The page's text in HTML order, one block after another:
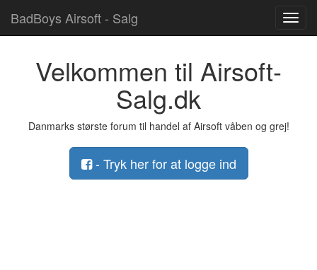
BadBoys Airsoft - Salg
Velkommen til Airsoft-
Salg.dk
Danmarks største forum til handel af Airsoft våben og grej!
- Tryk her for at logge ind